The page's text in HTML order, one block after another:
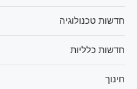
חדשות טכנולוגיה
חדשות כלליות
חינוך